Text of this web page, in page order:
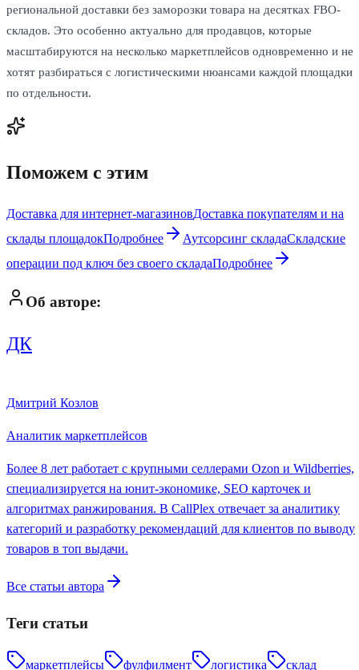
региональной доставки без заморозки товара на десятках FBO-
складов. Это особенно актуально для продавцов, которые
масштабируются на несколько маркетплейсов одновременно и не
хотят разбираться с логистическими нюансами каждой площадки
по отдельности.
Поможем с этим
Доставка для интернет-магазиновДоставка покупателям и на
склады площадокПодробнее Аутсорсинг складаСкладские
операции под ключ без своего складаПодробнее
Об авторе:
ДК
Дмитрий Козлов
Аналитик маркетплейсов
Более 8 лет работает с крупными селлерами Ozon и Wildberries,
специализируется на юнит-экономике, SEO карточек и
алгоритмах ранжирования. В CallPlex отвечает за аналитику
категорий и разработку рекомендаций для клиентов по выводу
товаров в топ выдачи.
Все статьи автора
Теги статьи
маркетплейсы фулфилмент логистика склад